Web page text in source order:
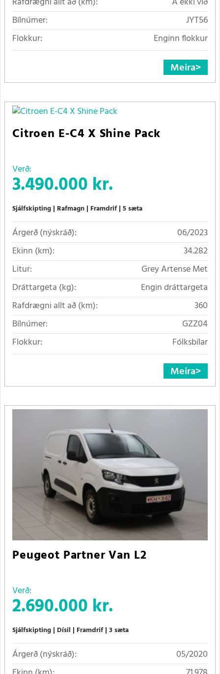
Bílnúmer:
JYT56
Flokkur:
Enginn flokkur
Meira
Citroen E-C4 X Shine Pack
Verð:
3.490.000 kr.
Sjálfskipting Rafmagn Framdrif 5 sæta
Árgerð (nýskráð):
06/2023
Ekinn (km):
34.282
Litur:
Grey Artense Met
Dráttargeta (kg):
Engin dráttargeta
Rafdrægni allt að (km):
360
Bílnúmer:
GZZ04
Flokkur:
Fólksbílar
Meira
Peugeot Partner Van L2
Verð:
2.690.000 kr.
Sjálfskipting Dísil Framdrif 3 sæta
Árgerð (nýskráð):
05/2020